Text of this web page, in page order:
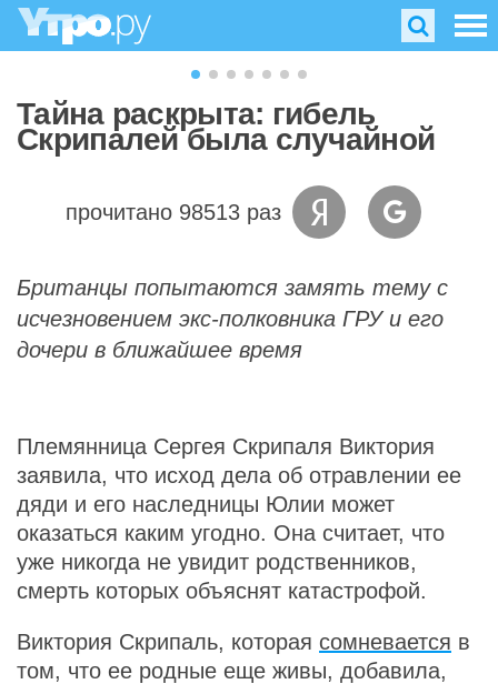
Тайна раскрыта: гибель
Скрипалей была случайной
прочитано 98513 раз
Британцы попытаются замять тему с
исчезновением экс-полковника ГРУ и его
дочери в ближайшее время
Племянница Сергея Скрипаля Виктория
заявила, что исход дела об отравлении ее
дяди и его наследницы Юлии может
оказаться каким угодно. Она считает, что
уже никогда не увидит родственников,
смерть которых объяснят катастрофой.
Виктория Скрипаль, которая сомневается в
том, что ее родные еще живы, добавила,